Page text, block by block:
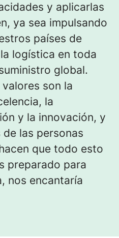
y aplicarlas
ya sea impulsando
países de
logística en toda
global.
son la
la
y la innovación, y
las personas
que todo esto
preparado para
nos encantaría